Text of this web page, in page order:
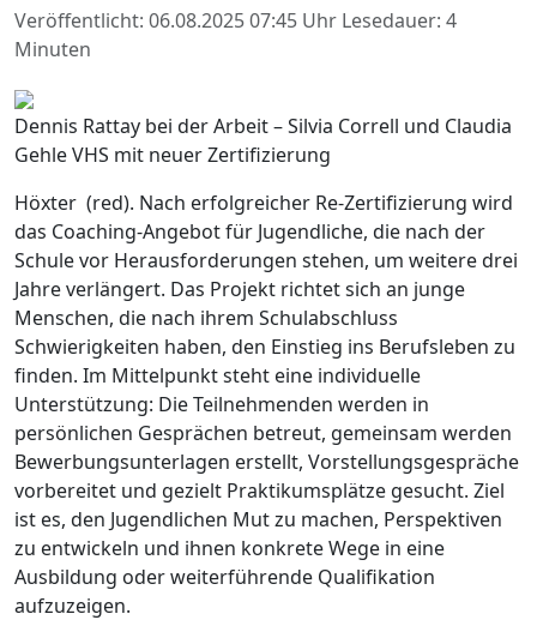
Veröffentlicht: 06.08.2025 07:45 Uhr Lesedauer: 4
Minuten
Dennis Rattay bei der Arbeit – Silvia Correll und Claudia
Gehle VHS mit neuer Zertifizierung
Höxter (red). Nach erfolgreicher Re-Zertifizierung wird
das Coaching-Angebot für Jugendliche, die nach der
Schule vor Herausforderungen stehen, um weitere drei
Jahre verlängert. Das Projekt richtet sich an junge
Menschen, die nach ihrem Schulabschluss
Schwierigkeiten haben, den Einstieg ins Berufsleben zu
finden. Im Mittelpunkt steht eine individuelle
Unterstützung: Die Teilnehmenden werden in
persönlichen Gesprächen betreut, gemeinsam werden
Bewerbungsunterlagen erstellt, Vorstellungsgespräche
vorbereitet und gezielt Praktikumsplätze gesucht. Ziel
ist es, den Jugendlichen Mut zu machen, Perspektiven
zu entwickeln und ihnen konkrete Wege in eine
Ausbildung oder weiterführende Qualifikation
aufzuzeigen.